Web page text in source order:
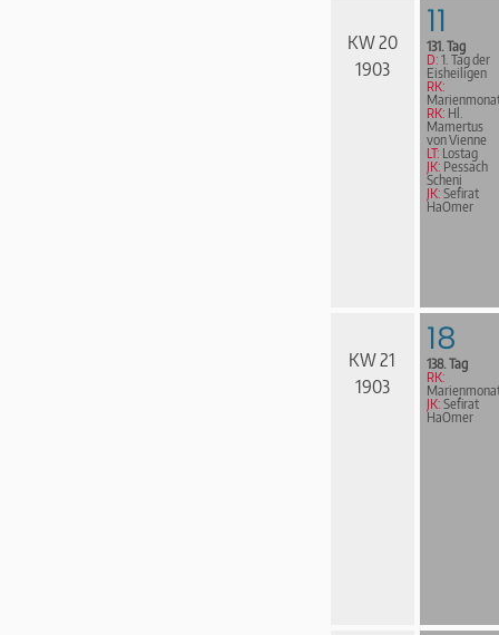
KW 20
1903
11
131. Tag
D: 1. Tag der
Eisheiligen
RK:
RK: Hl.
Mamertus
von Vienne
LT: Lostag
JK: Pessach
Scheni
JK: Sefirat
HaOmer
KW 21
1903
18
138. Tag
RK:
JK: Sefirat
HaOmer